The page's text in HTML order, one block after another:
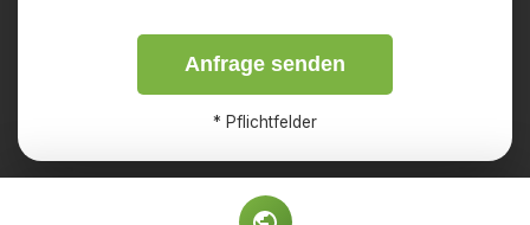
Anfrage senden
* Pflichtfelder